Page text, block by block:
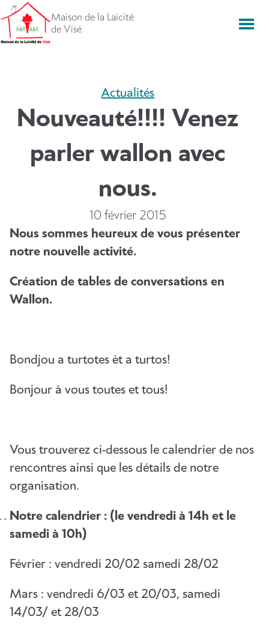
Aller
directement
vers
Maison de la Laïcité
de Visé
Actualités
Nouveauté!!!! Venez
parler wallon avec
nous.
10 février 2015
Nous sommes heureux de vous présenter
notre nouvelle activité.
Création de tables de conversations en
Wallon.
Bondjou a turtotes èt a turtos!
Bonjour à vous toutes et tous!
Vous trouverez ci-dessous le calendrier de nos
rencontres ainsi que les détails de notre
organisation.
Notre calendrier : (le vendredi à 14h et le
samedi à 10h)
Février : vendredi 20/02 samedi 28/02
Mars : vendredi 6/03 et 20/03, samedi
14/03/ et 28/03